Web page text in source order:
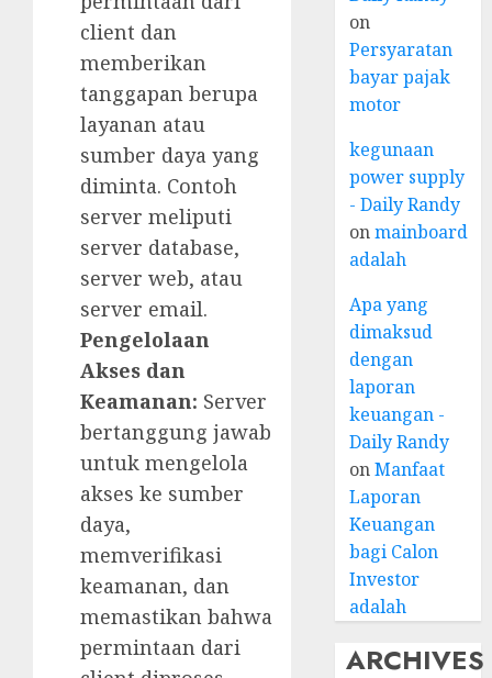
client dan
memberikan
tanggapan berupa
layanan atau
sumber daya yang
diminta. Contoh
server meliputi
server database,
server web, atau
server email.
Pengelolaan
Akses dan
Keamanan: Server
bertanggung jawab
untuk mengelola
akses ke sumber
daya,
memverifikasi
keamanan, dan
memastikan bahwa
permintaan dari
on
Persyaratan
bayar pajak
motor
kegunaan
power supply
- Daily Randy
onmainboard
adalah
Apa yang
dimaksud
dengan
laporan
keuangan -
Daily Randy
onManfaat
Laporan
Keuangan
bagi Calon
Investor
adalah
ARCHIVES